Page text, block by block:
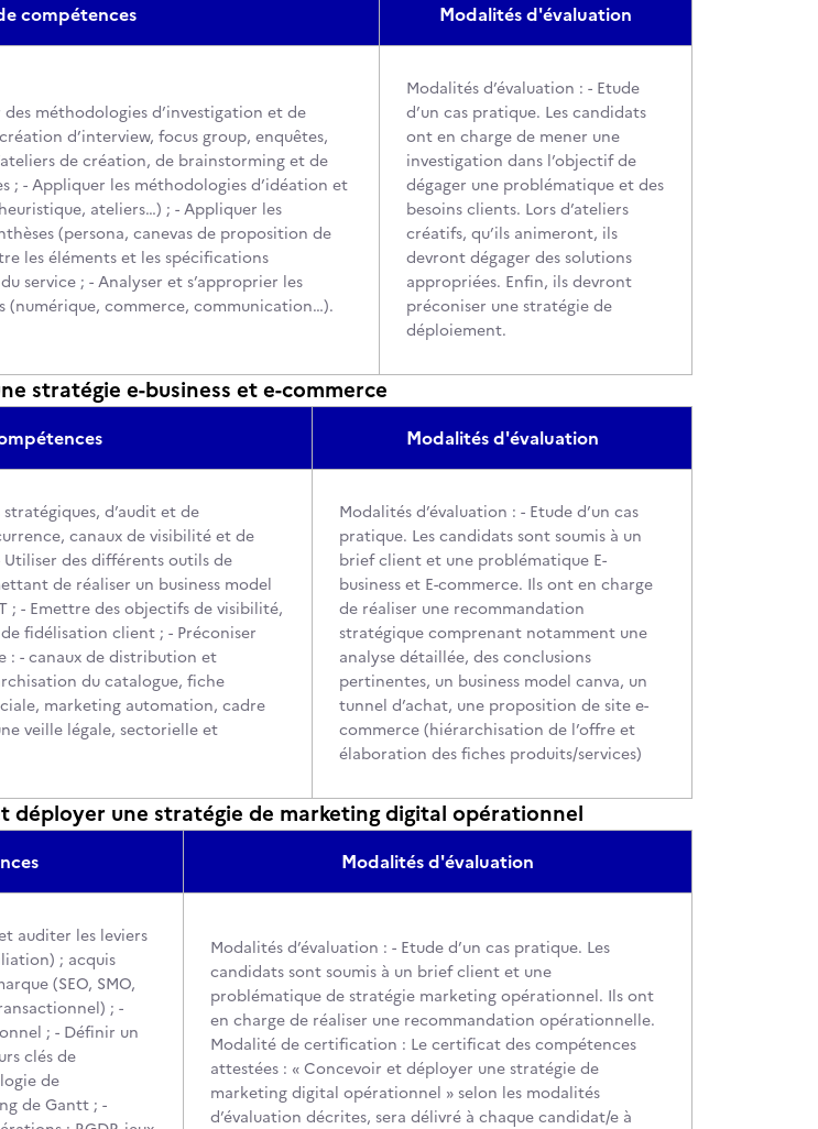
compétences Modalités d'évaluation
méthodologies d’investigation et de
d’interview, focus group, enquêtes,
de création, de brainstorming et de
; - Appliquer les méthodologies d’idéation et
ateliers…) ; - Appliquer les
(persona, canevas de proposition de
les éléments et les spécifications
service ; - Analyser et s’approprier les
(numérique, commerce, communication…).
Modalités d’évaluation : - Etude
d’un cas pratique. Les candidats
ont en charge de mener une
investigation dans l’objectif de
dégager une problématique et des
besoins clients. Lors d’ateliers
créatifs, qu’ils animeront, ils
devront dégager des solutions
appropriées. Enfin, ils devront
préconiser une stratégie de
déploiement.
stratégie e-business et e-commerce
Modalités d'évaluation
d’audit et de
canaux de visibilité et de
des différents outils de
de réaliser un business model
; - Emettre des objectifs de visibilité,
fidélisation client ; - Préconiser
: - canaux de distribution et
du catalogue, fiche
marketing automation, cadre
veille légale, sectorielle et
Modalités d’évaluation : - Etude d’un cas
pratique. Les candidats sont soumis à un
brief client et une problématique E-
business et E-commerce. Ils ont en charge
de réaliser une recommandation
stratégique comprenant notamment une
analyse détaillée, des conclusions
pertinentes, un business model canva, un
tunnel d’achat, une proposition de site e-
commerce (hiérarchisation de l’offre et
élaboration des fiches produits/services)
déployer une stratégie de marketing digital opérationnel
Modalités d'évaluation
auditer les leviers
; acquis
(SEO, SMO,
; -
; - Définir un
clés de
de
de Gantt ; -
Modalités d’évaluation : - Etude d’un cas pratique. Les
candidats sont soumis à un brief client et une
problématique de stratégie marketing opérationnel. Ils ont
en charge de réaliser une recommandation opérationnelle.
Modalité de certification : Le certificat des compétences
attestées : « Concevoir et déployer une stratégie de
marketing digital opérationnel » selon les modalités
d’évaluation décrites, sera délivré à chaque candidat/e à